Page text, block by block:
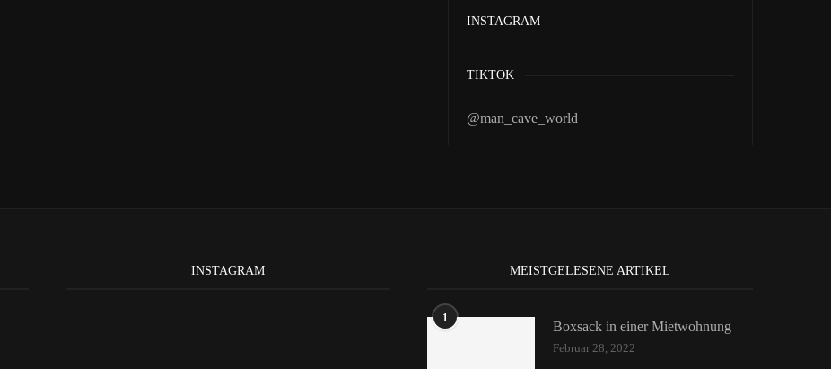
INSTAGRAM
TIKTOK
@man_cave_world
INSTAGRAM MEISTGELESENE ARTIKEL
1
Boxsack in einer Mietwohnung
Februar 28, 2022